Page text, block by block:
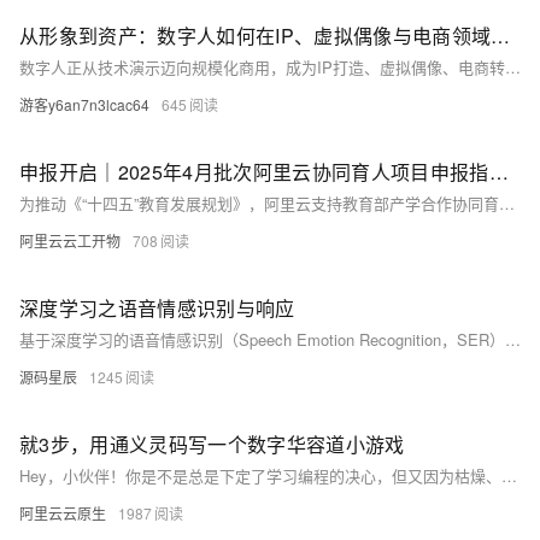
从形象到资产：数字人如何在IP、虚拟偶像与电商领域重塑商业价值
数字人正从技术演示迈向规模化商用，成为IP打造、虚拟偶像、电商转化的核心引擎。依托AI驱动与成本降低，其形象生成与内容输出实现高效自动化，广泛应用于知识付费、跨境直播等场景，推动个人品牌与企业营销的数字化升级，逐步演变为可运营的“数字员工”和新型商业基础设施。
游客y6an7n3lcac64 645
申报开启｜2025年4月批次阿里云协同育人项目申报指南｜云工开物
为推动《“十四五”教育发展规划》，阿里云支持教育部产学合作协同育人项目，邀请高校参与2025年4月批次申报。项目聚焦教学内容改革与实践基地建设，如AI+X专业课程和人工智能通识教育。提供资金、云计算资源和技术培训支持，旨在深化产教融合，培养创新人才。申报截止时间为2025年5月31日，详情见官网通知。
阿里云云工开物 708
深度学习之语音情感识别与响应
基于深度学习的语音情感识别（Speech Emotion Recognition，SER）与响应系统在语音交互、客服、心理健康等领域有着重要应用。该系统的目标是识别出说话者的情感状态（如愤怒、喜悦、悲伤等）并生成合适的情感响应，从而提升用户体验和交互效果。
源码星辰 1245
就3步，用通义灵码写一个数字华容道小游戏
Hey，小伙伴！你是不是总是下定了学习编程的决心，但又因为枯燥、困难打起了退堂鼓？今天让我们跟着通义灵码边玩边练，只需要简单的几句话，就可以打造一款经典的数字华容道小游戏，即使没有代码基础也能快速上手，也许在这个过程中，你不经意间就掌握了一些编程知识。让我们开始吧！
阿里云云原生 1987